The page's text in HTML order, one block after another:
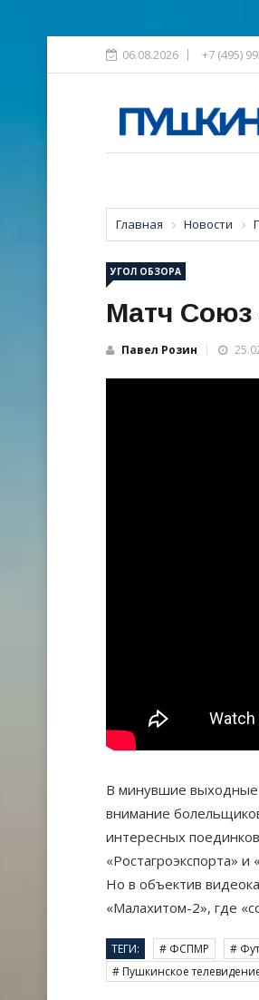
06.08.2026 +7 (495)
Главная Новости
УГОЛ ОБЗОРА
Матч Союз
Павел Розин
В минувшие выходные
внимание
интересных
«Ростагроэкспорта»
Но в объектив
«Малахитом-2», где
ТЕГИ: # ФСПМР #
# Пушкинское